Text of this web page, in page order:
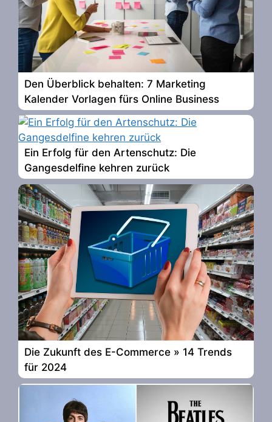
Den Überblick behalten: 7 Marketing
Kalender Vorlagen fürs Online Business
Ein Erfolg für den Artenschutz: Die
Gangesdelfine kehren zurück
Die Zukunft des E-Commerce » 14 Trends
für 2024